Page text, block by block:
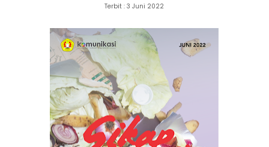
Terbit : 3 Juni 2022